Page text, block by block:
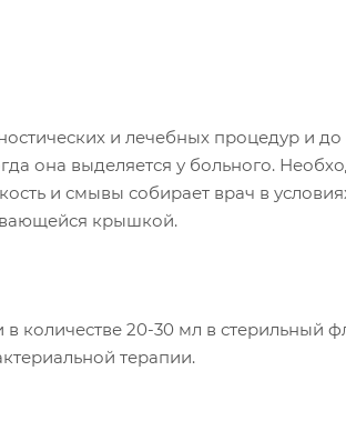
и лечебных процедур и
она выделяется у больного.
и смывы собирает врач в
крышкой.
количестве 20-30 мл в стерильный
терапии.